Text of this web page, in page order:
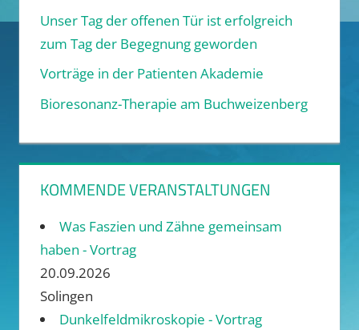
Unser Tag der offenen Tür ist erfolgreich
zum Tag der Begegnung geworden
Vorträge in der Patienten Akademie
Bioresonanz-Therapie am Buchweizenberg
KOMMENDE VERANSTALTUNGEN
Was Faszien und Zähne gemeinsam
haben - Vortrag
20.09.2026
Solingen
Dunkelfeldmikroskopie - Vortrag